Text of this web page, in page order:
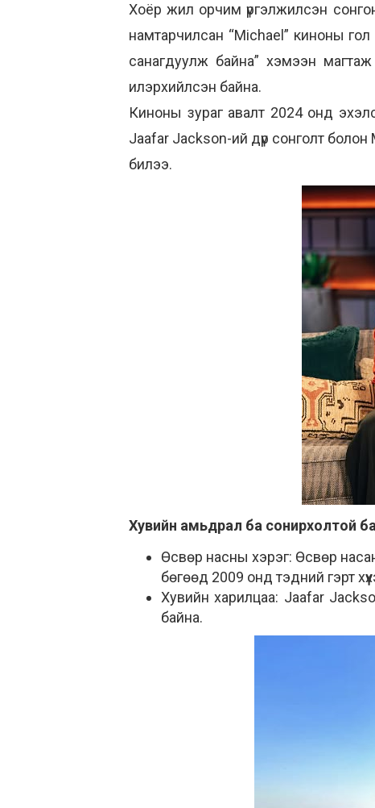
Хоёр жил орчим үргэлжилсэн
намтарчилсан “Michael” киноны
санагдуулж байна” хэмээн
илэрхийлсэн байна.
Киноны зураг авалт 2024 онд
Jaafar Jackson-ий дүр сонголт
билээ.
Хувийн амьдрал ба сонирхолтой
Өсвөр насны хэрэг: Өсвөр
бөгөөд 2009 онд тэдний гэрт
Хувийн харилцаа: Jaafar
байна.